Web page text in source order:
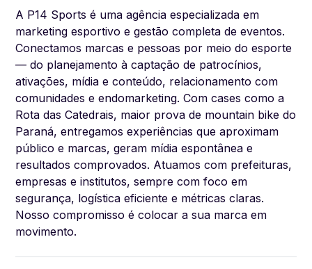
A P14 Sports é uma agência especializada em
marketing esportivo e gestão completa de eventos.
Conectamos marcas e pessoas por meio do esporte
— do planejamento à captação de patrocínios,
ativações, mídia e conteúdo, relacionamento com
comunidades e endomarketing. Com cases como a
Rota das Catedrais, maior prova de mountain bike do
Paraná, entregamos experiências que aproximam
público e marcas, geram mídia espontânea e
resultados comprovados. Atuamos com prefeituras,
empresas e institutos, sempre com foco em
segurança, logística eficiente e métricas claras.
Nosso compromisso é colocar a sua marca em
movimento.